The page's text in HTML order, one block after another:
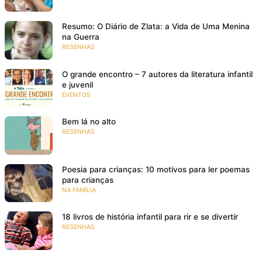
Resumo: O Diário de Zlata: a Vida de Uma Menina
na Guerra
RESENHAS
O grande encontro – 7 autores da literatura infantil
e juvenil
EVENTOS
Bem lá no alto
RESENHAS
Poesia para crianças: 10 motivos para ler poemas
para crianças
NA FAMÍLIA
18 livros de história infantil para rir e se divertir
RESENHAS